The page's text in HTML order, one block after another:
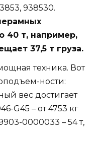
938530.
40 т, например,
37,5 т груза.
техника. Вот
ности:
вес достигает
G45 – от 4753 кг
0000033 – 54 т,